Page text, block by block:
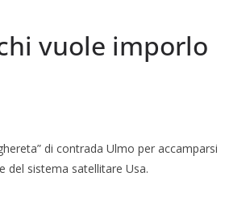
vuole imporlo
di contrada Ulmo per accampar­si
del si­stema satelli­tare Usa.